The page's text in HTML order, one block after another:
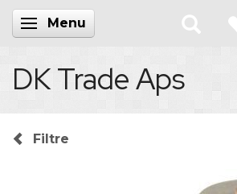
Skifte navigation
Menu
DK Trade Aps
Filtre